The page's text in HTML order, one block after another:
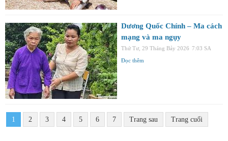
Dương Quốc Chính – Ma cách
mạng và ma ngụy
Thứ Tư, 29 Tháng Bảy 2026 7:03 SA
Đọc thêm
1 2 3 4 5 6 7 Trang sau Trang cuối